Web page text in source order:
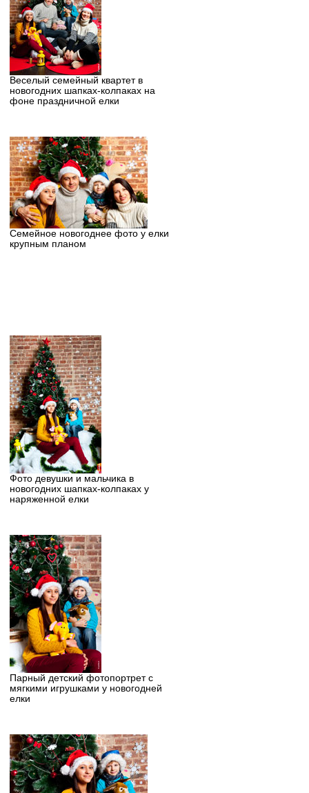
Веселый семейный квартет в
новогодних шапках-колпаках на
фоне праздничной елки
Семейное новогоднее фото у елки
крупным планом
Фото девушки и мальчика в
новогодних шапках-колпаках у
наряженной елки
Парный детский фотопортрет с
мягкими игрушками у новогодней
елки